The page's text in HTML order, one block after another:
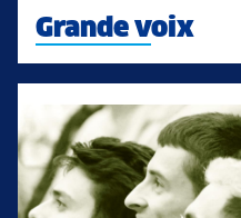
Grande voix